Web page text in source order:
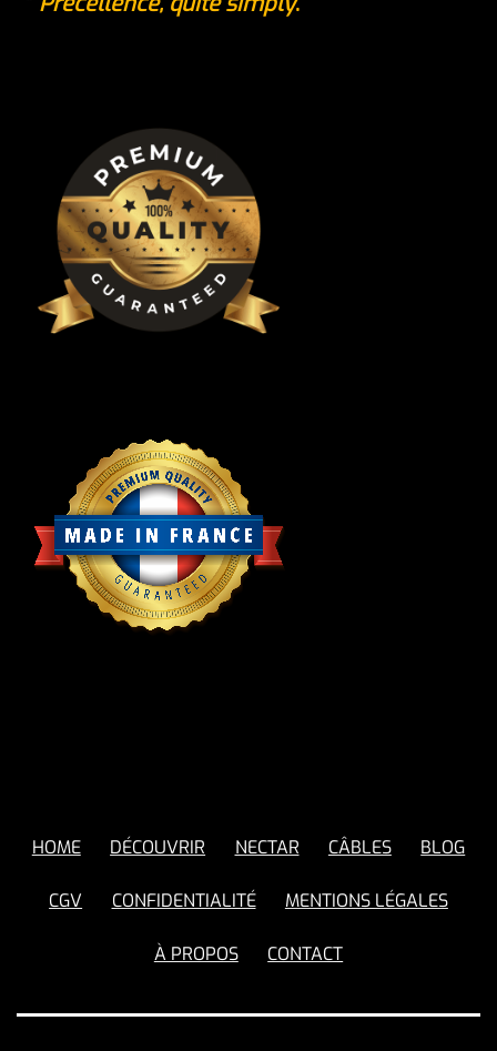
HOME DÉCOUVRIR NECTAR CÂBLES BLOG
CGV CONFIDENTIALITÉ MENTIONS LÉGALES
À PROPOS CONTACT